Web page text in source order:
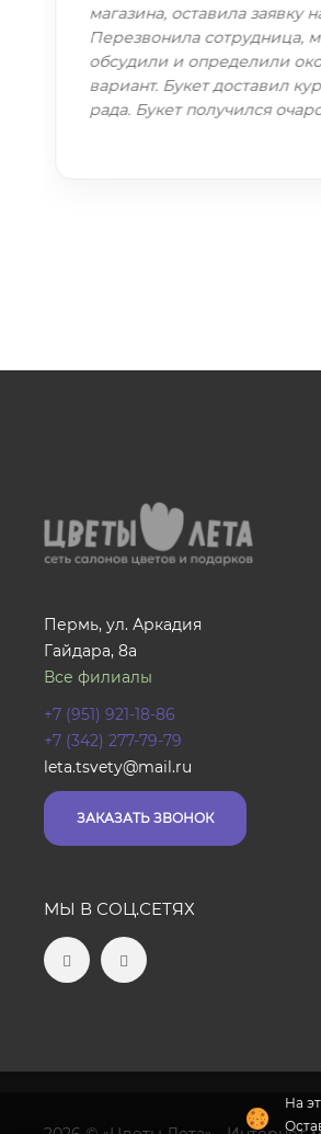
магазина, оставила заявку
Перезвонила сотрудница,
обсудили и определили
вариант. Букет доставил
рада. Букет получился
На
Пермь, ул. Аркадия
Гайдара, 8а
Все филиалы
+7 (951) 921-18-86
+7 (342) 277-79-79
leta.tsvety@mail.ru
ЗАКАЗАТЬ ЗВОНОК
МЫ В СОЦ.СЕТЯХ